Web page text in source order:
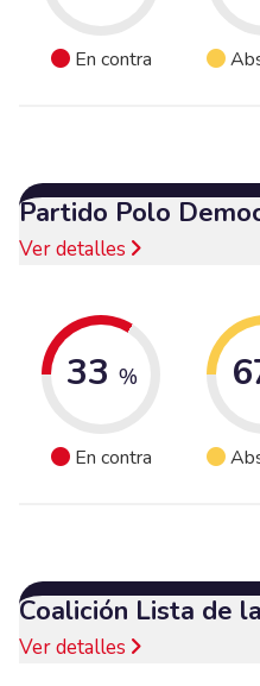
En contra
Partido Polo
Ver detalles
33 %
En contra
Coalición Lista de
Ver detalles